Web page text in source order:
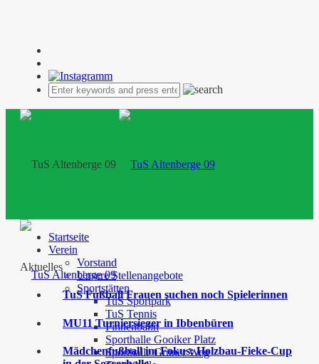
Startseite
Verein
Vorstand
Unsere Stellenangebote
Sportstätten
TuS Sportpark
TuS Tennis
Finnenbahn
Sporthalle Gooiker Platz
Sporthalle Grüner Weg
Aktuelles
TuS Fußball Frauen suchen noch Spielerinnen
MU11 Turniersieger in Ibbenbüren
Mädchenfußball im Fokus: Holzbau-Fieke-Cup